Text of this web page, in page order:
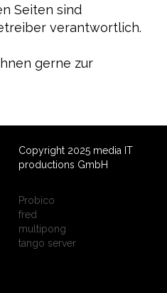
Seiten sind
verantwortlich.
gerne zur
Copyright 2025 media IT
productions GmbH
Probico
fred
multipong
tango server